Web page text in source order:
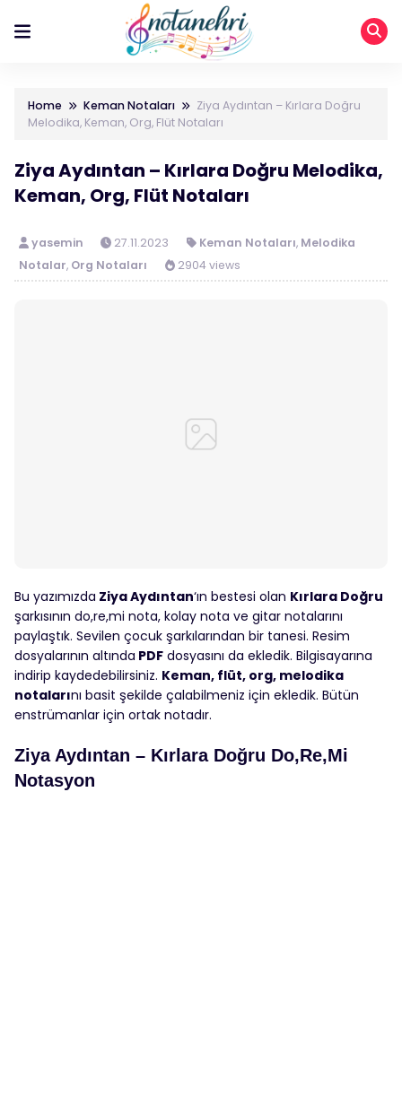
Home Keman Notaları
Ziya Aydıntan – Kırlara Doğru
Melodika, Keman, Org, Flüt Notaları
Ziya Aydıntan – Kırlara Doğru Melodika,
Keman, Org, Flüt Notaları
yasemin 27.11.2023 Keman Notaları, Melodika
Notalar, Org Notaları 2904 views
Bu yazımızda Ziya Aydıntan‘ın bestesi olan Kırlara Doğru
şarkısının do,re,mi nota, kolay nota ve gitar notalarını
paylaştık. Sevilen çocuk şarkılarından bir tanesi. Resim
dosyalarının altında PDF dosyasını da ekledik. Bilgisayarına
indirip kaydedebilirsiniz. Keman, flüt, org, melodika
notalarını basit şekilde çalabilmeniz için ekledik. Bütün
enstrümanlar için ortak notadır.
Ziya Aydıntan – Kırlara Doğru Do,Re,Mi
Notasyon